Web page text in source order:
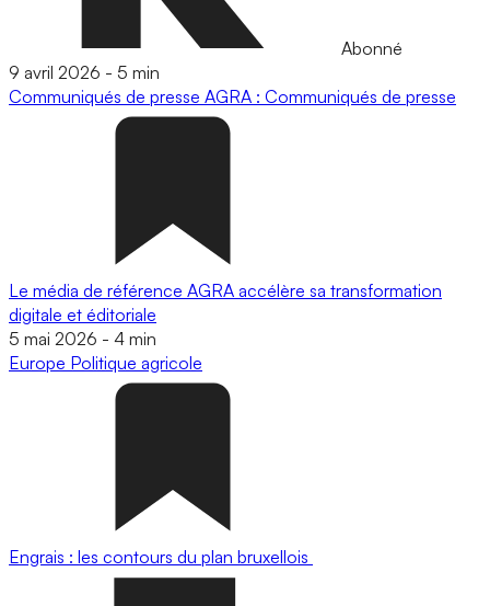
Abonné
9 avril 2026 - 5 min
Communiqués de presse AGRA : Communiqués de presse
Le média de référence AGRA accélère sa transformation
digitale et éditoriale
5 mai 2026 - 4 min
Europe Politique agricole
Engrais : les contours du plan bruxellois